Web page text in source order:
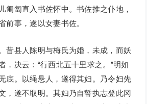
匍匐直入书佐怀中。书佐推之仆地，
前事，遂以女妻书佐。
县人陈明与梅氏为婚，未成，而妖
，决云：“行西北五十里求之。”明如
底。以绳悬人，遂得其妇。乃令妇先
，遂不取明。其妇乃自誓执志登此冈